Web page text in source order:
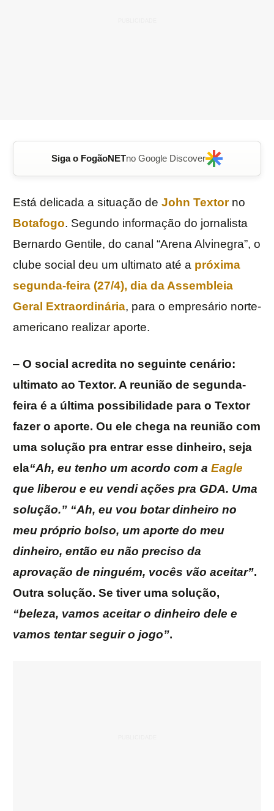
Siga o FogãoNETno Google Discover
Está delicada a situação de John Textorno
Botafogo. Segundo informação do jornalista
Bernardo Gentile, do canal “Arena Alvinegra”, o
clube social deu um ultimato até a próxima
segunda-feira (27/4), dia da Assembleia
Geral Extraordinária, para o empresário norte-
americano realizar aporte.
– O social acredita no seguinte cenário:
ultimato ao Textor. A reunião de segunda-
feira é a última possibilidade para o Textor
fazer o aporte. Ou ele chega na reunião com
uma solução pra entrar esse dinheiro, seja
ela“Ah, eu tenho um acordo com a Eagle
que liberou e eu vendi ações pra GDA. Uma
solução.” “Ah, eu vou botar dinheiro no
meu próprio bolso, um aporte do meu
dinheiro, então eu não preciso da
aprovação de ninguém, vocês vão aceitar”.
Outra solução. Se tiver uma solução,
“beleza, vamos aceitar o dinheiro dele e
vamos tentar seguir o jogo”.